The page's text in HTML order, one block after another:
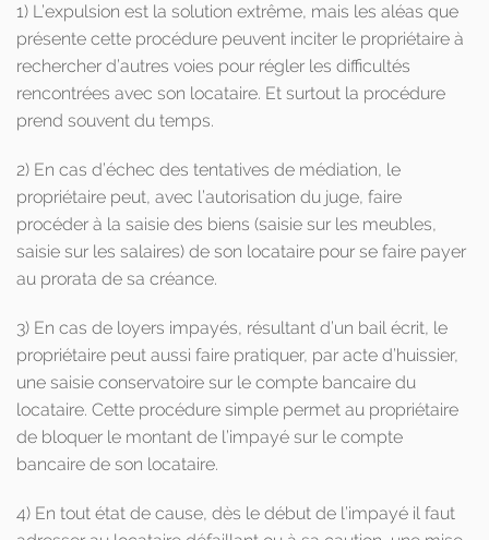
1) L’expulsion est la solution extrême, mais les aléas que
présente cette procédure peuvent inciter le propriétaire à
rechercher d’autres voies pour régler les difficultés
rencontrées avec son locataire. Et surtout la procédure
prend souvent du temps.
2) En cas d’échec des tentatives de médiation, le
propriétaire peut, avec l’autorisation du juge, faire
procéder à la saisie des biens (saisie sur les meubles,
saisie sur les salaires) de son locataire pour se faire payer
au prorata de sa créance.
3) En cas de loyers impayés, résultant d’un bail écrit, le
propriétaire peut aussi faire pratiquer, par acte d’huissier,
une saisie conservatoire sur le compte bancaire du
locataire. Cette procédure simple permet au propriétaire
de bloquer le montant de l’impayé sur le compte
bancaire de son locataire.
4) En tout état de cause, dès le début de l’impayé il faut